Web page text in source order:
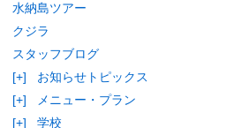
水納島ツアー
クジラ
スタッフブログ
[+]
お知らせトピックス
[+]
メニュー・プラン
[+]
学校